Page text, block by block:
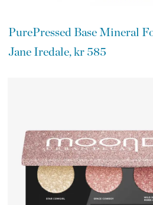
PurePressed Base Mineral
Jane Iredale, kr 585